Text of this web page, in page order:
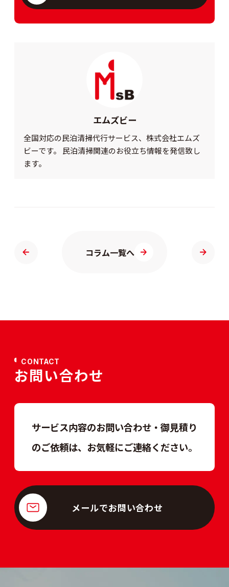
エムズビー
全国対応の民泊清掃代行サービス、株式会社エムズ
ビーです。 民泊清掃関連のお役立ち情報を発信致し
ます。
コラム一覧へ
お問い合わせ
CONTACT
サービス内容のお問い合わせ・御見積り
のご依頼は、 お気軽にご連絡ください。
メールでお問い合わせ